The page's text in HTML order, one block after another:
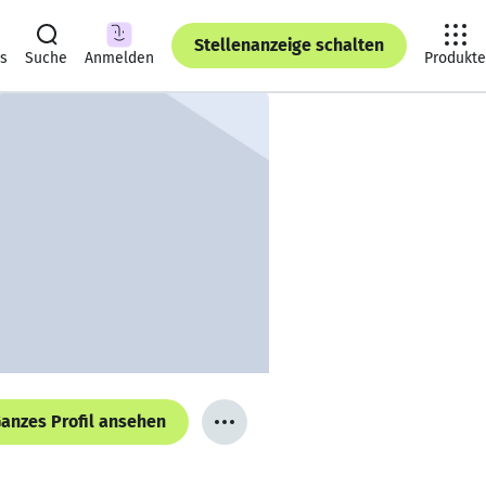
Suche Anmelden
Stellenanzeige schalten
Produkte
Profil ansehen